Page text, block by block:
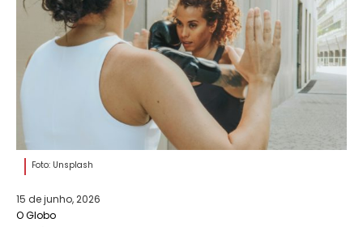
Foto: Unsplash
15 de junho, 2026
O Globo